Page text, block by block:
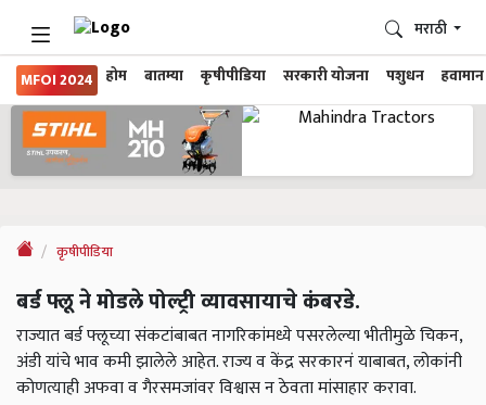
MFOI 2024 होम बातम्या कृषीपीडिया सरकारी योजना पशुधन हवामान
मराठी
कृषीपीडिया
बर्ड फ्लू ने मोडले पोल्ट्री व्यावसायाचे कंबरडे.
राज्यात बर्ड फ्लूच्या संकटांबाबत नागरिकांमध्ये पसरलेल्या भीतीमुळे चिकन,
अंडी यांचे भाव कमी झालेले आहेत. राज्य व केंद्र सरकारनं याबाबत, लोकांनी
कोणत्याही अफवा व गैरसमजांवर विश्वास न ठेवता मांसाहार करावा.